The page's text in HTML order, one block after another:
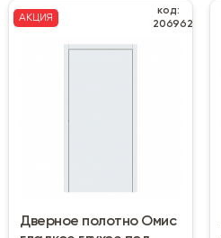
АКЦИЯ
код:
206962
Дверное полотно Омис